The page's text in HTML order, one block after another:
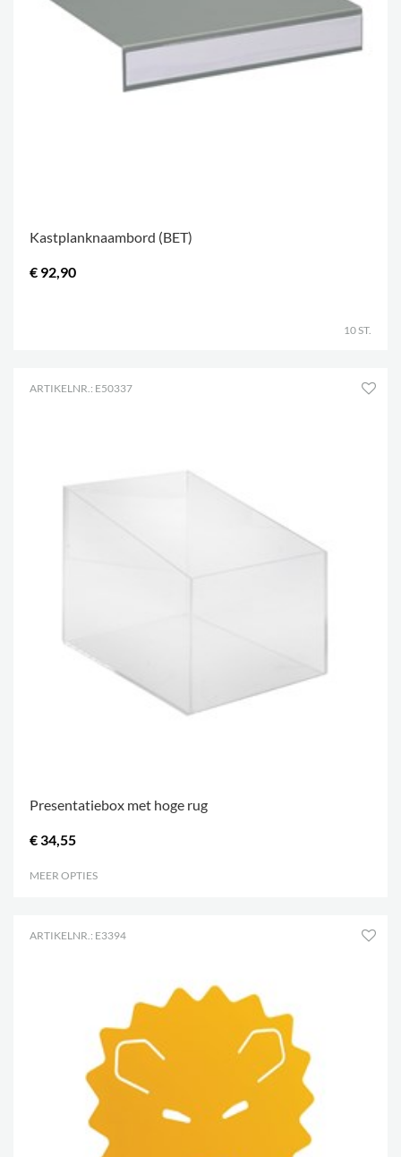
Kastplanknaambord (BET)
€ 92,90
10 ST.
ARTIKELNR.: E50337
Presentatiebox met hoge rug
€ 34,55
MEER OPTIES
ARTIKELNR.: E3394